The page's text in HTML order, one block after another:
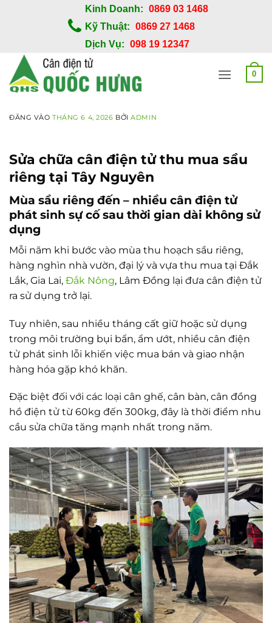
dung
Kinh Doanh: 0869 03 1468
Kỹ Thuật: 0869 27 1468
Dịch Vụ: 098 19 12347
0
ĐĂNG VÀOTHÁNG 6 4, 2026 BỞIADMIN
Sửa chữa cân điện tử thu mua sầu
riêng tại Tây Nguyên
Mùa sầu riêng đến – nhiều cân điện tử
phát sinh sự cố sau thời gian dài không sử
dụng
Mỗi năm khi bước vào mùa thu hoạch sầu riêng,
hàng nghìn nhà vườn, đại lý và vựa thu mua tại Đắk
Lắk, Gia Lai, Đắk Nông, Lâm Đồng lại đưa cân điện tử
ra sử dụng trở lại.
Tuy nhiên, sau nhiều tháng cất giữ hoặc sử dụng
trong môi trường bụi bẩn, ẩm ướt, nhiều cân điện
tử phát sinh lỗi khiến việc mua bán và giao nhận
hàng hóa gặp khó khăn.
Đặc biệt đối với các loại cân ghế, cân bàn, cân đồng
hồ điện tử từ 60kg đến 300kg, đây là thời điểm nhu
cầu sửa chữa tăng mạnh nhất trong năm.